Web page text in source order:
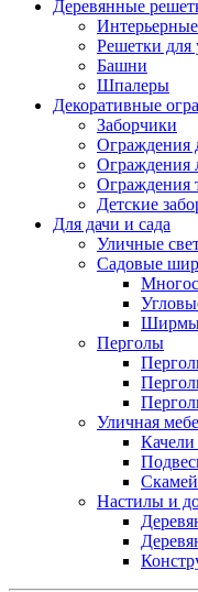
Деревянные
Решетки для
Башни
Шпалеры
Декоративные
Заборчики
Ограждения
Ограждения
Ограждения
Детские
Для дачи и сада
Уличные
Садовые
Ширмы
Перголы
Уличная
Качели
Настилы и